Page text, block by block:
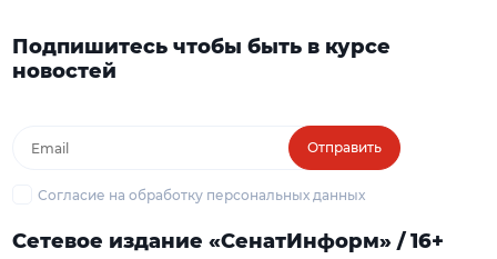
Подпишитесь чтобы быть в курсе
новостей
Отправить
Согласие на обработку персональных данных
Сетевое издание «СенатИнформ» / 16+